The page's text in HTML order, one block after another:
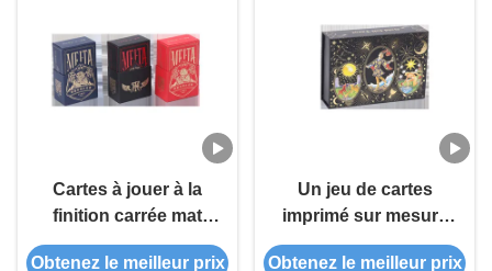
Cartes à jouer à la
finition carrée mat
personnalisée avec
Obtenez le meilleur prix
Un jeu de cartes
imprimé sur mesure
avec une finition mate
Obtenez le meilleur prix